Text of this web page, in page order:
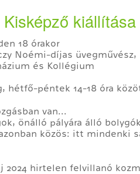
Kisképző kiállítása
18 órakor
Noémi-díjas üvegművész,
és Kollégium
hétfő-péntek 14-18 óra
van...
önálló pályára álló
közös: itt mindenki
2024 hirtelen felvillanó